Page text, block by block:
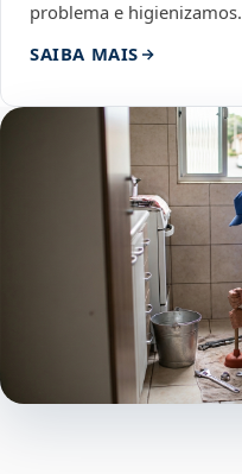
problema e higienizamos.
SAIBA MAIS